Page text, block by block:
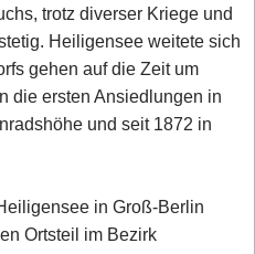
trotz diverser Kriege und
Heiligensee weitete sich
gehen auf die Zeit um
die ersten Ansiedlungen in
und seit 1872 in
in Groß-Berlin
Ortsteil im Bezirk